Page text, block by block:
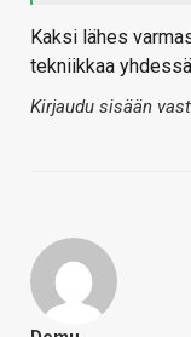
Kaksi lähes
tekniikkaa
Kirjaudu sisään